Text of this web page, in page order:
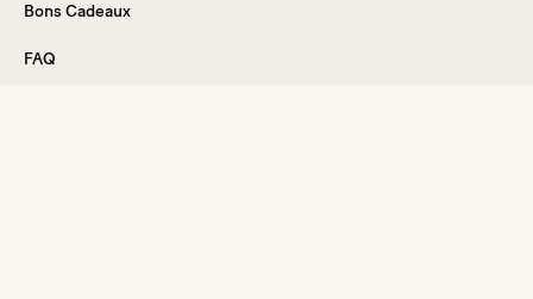
Bons Cadeaux
FAQ